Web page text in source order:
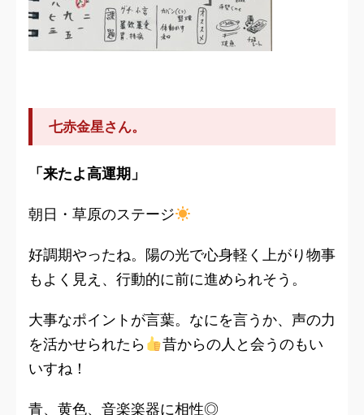
七赤金星さん。
「来たよ高運期」
朝日・草原のステージ
好調期やったね。陽の光で心身軽く上がり物事
もよく見え、行動的に前に進められそう。
大事なポイントが言葉。なにを言うか、声の力
を活かせられたら
昔からの人と会うのもい
いすね！
青、黄色、音楽楽器に相性◎